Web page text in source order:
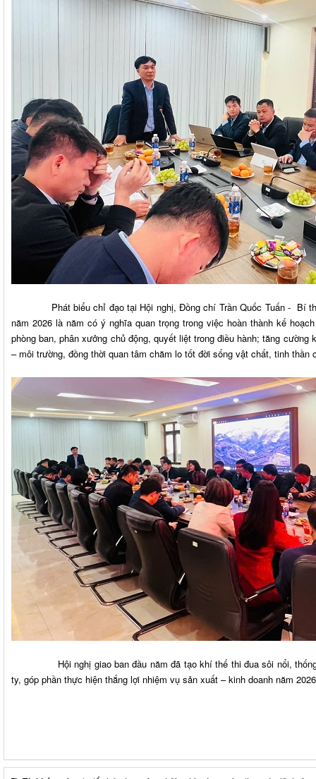
Phát biểu chỉ đạo tại Hội nghị, Đồng chí Trần Quốc Tuấn - Bí thư
năm 2026 là năm có ý nghĩa quan trọng trong việc hoàn thành kế
phòng ban, phân xưởng chủ động, quyết liệt trong điều hành; tăng
– môi trường, đồng thời quan tâm chăm lo tốt đời sống vật chất, tinh thần
Hội nghị giao ban đầu năm đã tạo khí thế thi đua sôi nổi, thống
ty, góp phần thực hiện thắng lợi nhiệm vụ sản xuất – kinh doanh năm